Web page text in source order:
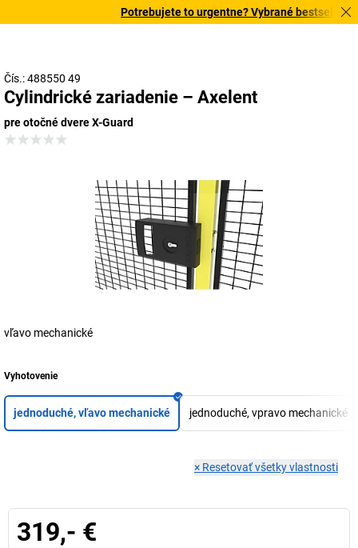
Potrebujete to urgentne? Vybrané bestsellery
Čís.: 488550 49
Cylindrické zariadenie – Axelent
pre otočné dvere X-Guard
vľavo mechanické
Vyhotovenie
jednoduché, vľavo mechanické jednoduché, vpravo mechanické
× Resetovať všetky vlastnosti
319,- €